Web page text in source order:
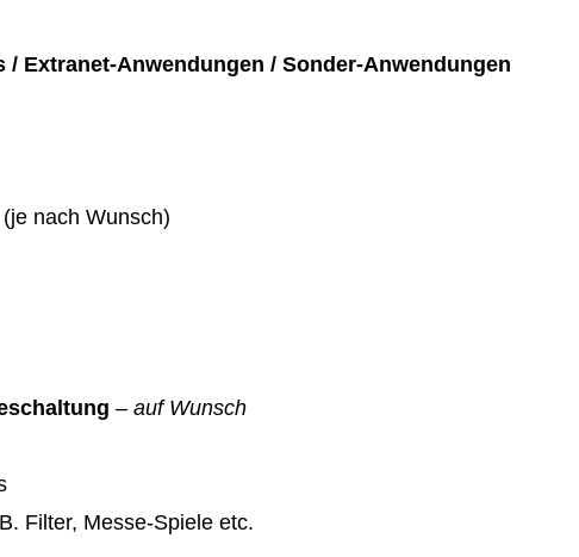
Extranet-Anwendungen / Sonder-Anwendungen
nach Wunsch)
– auf Wunsch
Filter, Messe-Spiele etc.